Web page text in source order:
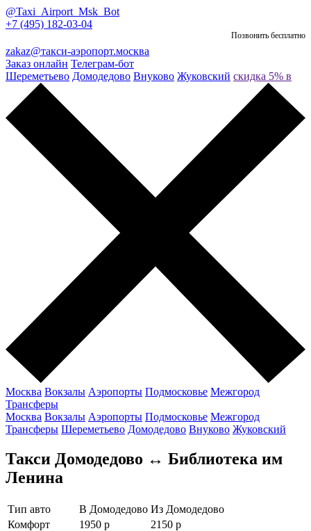
@Taxi_Airport_Msk_Bot
+7 (495) 182-03-04
Позвонить бесплатно
zakaz@такси-аэропорт.москва
Заказ онлайн Телеграм-бот
Шереметьево Домодедово Внуково Жуковский скидка 5% в
Москва Вокзалы Аэропорты Подмосковье Межгород
Трансферы
Москва Вокзалы Аэропорты Подмосковье Межгород
Трансферы Шереметьево Домодедово Внуково Жуковский
Такси Домодедово ↔ Библиотека им
Ленина
Тип авто В Домодедово Из Домодедово
Комфорт
1950 р
2150 р